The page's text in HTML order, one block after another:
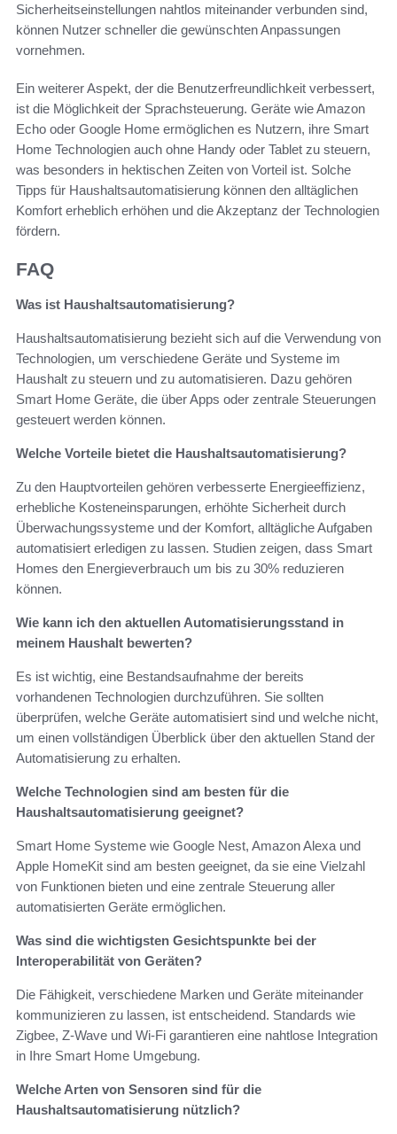
Sicherheitseinstellungen nahtlos miteinander verbunden sind,
können Nutzer schneller die gewünschten Anpassungen
vornehmen.
Ein weiterer Aspekt, der die Benutzerfreundlichkeit verbessert,
ist die Möglichkeit der Sprachsteuerung. Geräte wie Amazon
Echo oder Google Home ermöglichen es Nutzern, ihre Smart
Home Technologien auch ohne Handy oder Tablet zu steuern,
was besonders in hektischen Zeiten von Vorteil ist. Solche
Tipps für Haushaltsautomatisierung können den alltäglichen
Komfort erheblich erhöhen und die Akzeptanz der Technologien
fördern.
FAQ
Was ist Haushaltsautomatisierung?
Haushaltsautomatisierung bezieht sich auf die Verwendung von
Technologien, um verschiedene Geräte und Systeme im
Haushalt zu steuern und zu automatisieren. Dazu gehören
Smart Home Geräte, die über Apps oder zentrale Steuerungen
gesteuert werden können.
Welche Vorteile bietet die Haushaltsautomatisierung?
Zu den Hauptvorteilen gehören verbesserte Energieeffizienz,
erhebliche Kosteneinsparungen, erhöhte Sicherheit durch
Überwachungssysteme und der Komfort, alltägliche Aufgaben
automatisiert erledigen zu lassen. Studien zeigen, dass Smart
Homes den Energieverbrauch um bis zu 30% reduzieren
können.
Wie kann ich den aktuellen Automatisierungsstand in
meinem Haushalt bewerten?
Es ist wichtig, eine Bestandsaufnahme der bereits
vorhandenen Technologien durchzuführen. Sie sollten
überprüfen, welche Geräte automatisiert sind und welche nicht,
um einen vollständigen Überblick über den aktuellen Stand der
Automatisierung zu erhalten.
Welche Technologien sind am besten für die
Haushaltsautomatisierung geeignet?
Smart Home Systeme wie Google Nest, Amazon Alexa und
Apple HomeKit sind am besten geeignet, da sie eine Vielzahl
von Funktionen bieten und eine zentrale Steuerung aller
automatisierten Geräte ermöglichen.
Was sind die wichtigsten Gesichtspunkte bei der
Interoperabilität von Geräten?
Die Fähigkeit, verschiedene Marken und Geräte miteinander
kommunizieren zu lassen, ist entscheidend. Standards wie
Zigbee, Z-Wave und Wi-Fi garantieren eine nahtlose Integration
in Ihre Smart Home Umgebung.
Welche Arten von Sensoren sind für die
Haushaltsautomatisierung nützlich?